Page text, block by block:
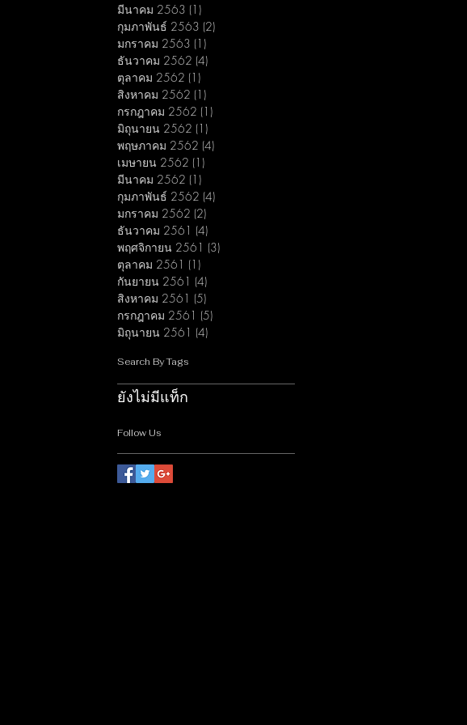
มีนาคม 2563 (1)
กุมภาพันธ์ 2563 (2)
มกราคม 2563 (1)
ธันวาคม 2562 (4)
ตุลาคม 2562 (1)
สิงหาคม 2562 (1)
กรกฎาคม 2562 (1)
มิถุนายน 2562 (1)
พฤษภาคม 2562 (4)
เมษายน 2562 (1)
มีนาคม 2562 (1)
กุมภาพันธ์ 2562 (4)
มกราคม 2562 (2)
ธันวาคม 2561 (4)
พฤศจิกายน 2561 (3)
ตุลาคม 2561 (1)
กันยายน 2561 (4)
สิงหาคม 2561 (5)
กรกฎาคม 2561 (5)
มิถุนายน 2561 (4)
Search By Tags
ยังไม่มีแท็ก
Follow Us